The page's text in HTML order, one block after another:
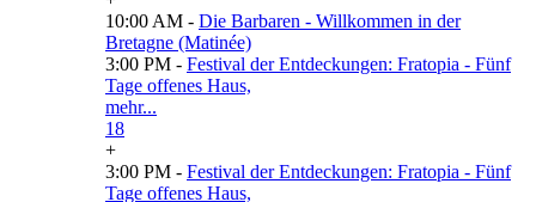
10:00 AM - Die Barbaren - Willkommen in der
Bretagne (Matinée)
3:00 PM - Festival der Entdeckungen: Fratopia - Fünf
Tage offenes Haus,
mehr...
18
+
3:00 PM - Festival der Entdeckungen: Fratopia - Fünf
Tage offenes Haus,